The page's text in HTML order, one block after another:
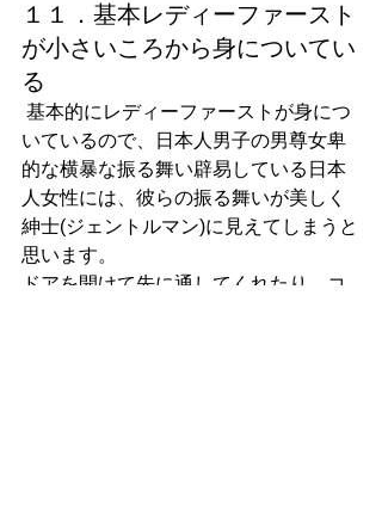
１１．基本レディーファースト
が小さいころから身についてい
る
いているので、日本人男子の男尊女卑
的な横暴な振る舞い辟易している日本
人女性には、彼らの振る舞いが美しく
紳士(ジェントルマン)に見えてしまうと
思います。
ドアを開けて先に通してくれたり、コ